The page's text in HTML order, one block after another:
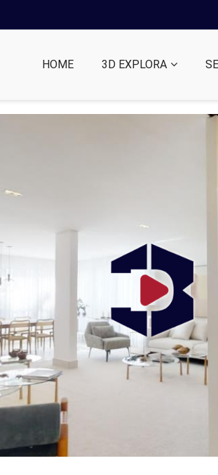
HOME 3D EXPLORA